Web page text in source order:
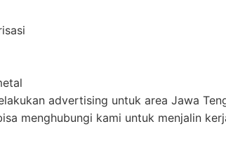
advertising untuk area Jawa
menghubungi kami untuk menjalin